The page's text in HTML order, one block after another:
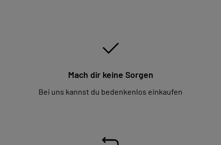
Mach dir keine Sorgen
Bei uns kannst du bedenkenlos einkaufen